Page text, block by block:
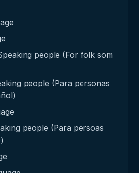
people (For folk som
people (Para personas
people (Para persoas